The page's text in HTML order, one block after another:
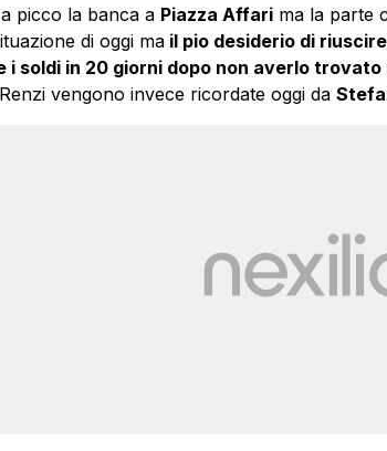
picco la banca a Piazza Affarima la parte
di oggi mail pio desiderio di
i soldi in 20 giorni dopo non averlo trovato
vengono invece ricordate oggi da